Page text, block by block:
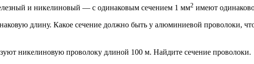
и никелиновый — с одинаковым сечением 1 мм2 имеют
длину. Какое сечение должно быть у алюминиевой проволоки,
никелиновую проволоку длиной 100 м. Найдите сечение проволоки.